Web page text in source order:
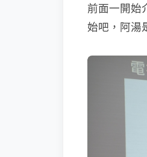
前面一開始
始吧，阿湯